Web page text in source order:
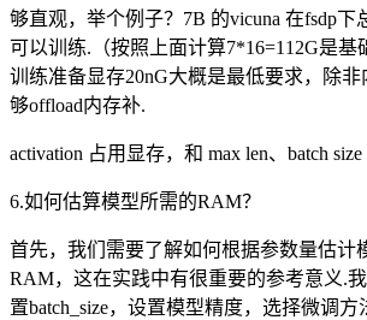
够直观，举个例子？7B 的vicuna 在fsdp下
可以训练.（按照上面计算7*16=112G是基
训练准备显存20nG大概是最低要求，除
够offload内存补.
activation 占用显存，和 max len、batch
6.如何估算模型所需的RAM？
首先，我们需要了解如何根据参数量估计
RAM，这在实践中有很重要的参考意义.
置batch_size，设置模型精度，选择微调